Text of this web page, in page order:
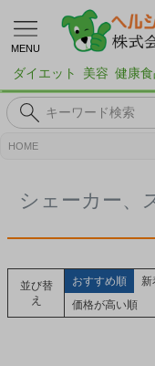
MENU
ダイエット 美容 健康食
HOME
シェーカー
並び替
え
おすすめ順 新
価格が高い順